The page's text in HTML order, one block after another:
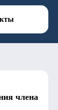
члена